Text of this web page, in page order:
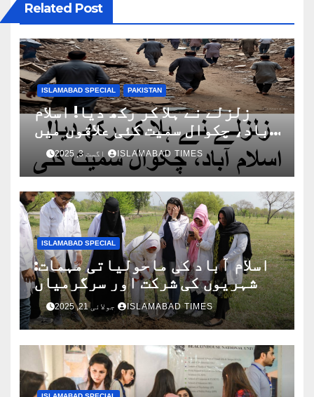
Related Post
ISLAMABAD SPECIAL PAKISTAN
زلزلے نے ہلا کر رکھ دیا! اسلام
آباد، چکوال سمیت کئی علاقوں میں
زمین لرز اٹھی!
اگست 3, 2025 ISLAMABAD TIMES
ISLAMABAD SPECIAL
اسلام آباد کی ماحولیاتی مہمات:
شہریوں کی شرکت اور سرگرمیاں
جولائی 21, 2025 ISLAMABAD TIMES